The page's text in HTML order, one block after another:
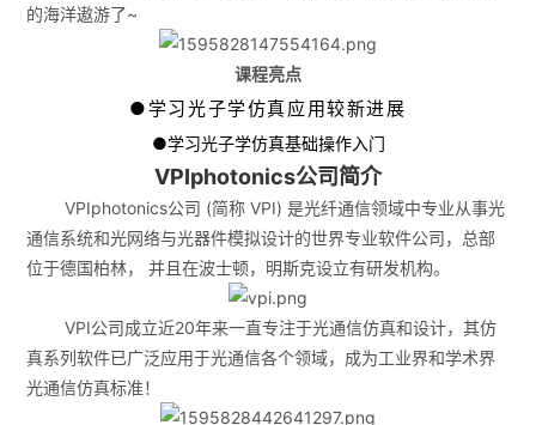
的海洋遨游了~
课程亮点
●学习光子学仿真应用较新进展
●学习光子学仿真基础操作入门
VPIphotonics公司简介
VPIphotonics公司 (简称 VPI) 是光纤通信领域中专业从事光
通信系统和光网络与光器件模拟设计的世界专业软件公司，总部
位于德国柏林， 并且在波士顿，明斯克设立有研发机构。
VPI公司成立近20年来一直专注于光通信仿真和设计，其仿
真系列软件已广泛应用于光通信各个领域，成为工业界和学术界
光通信仿真标准！